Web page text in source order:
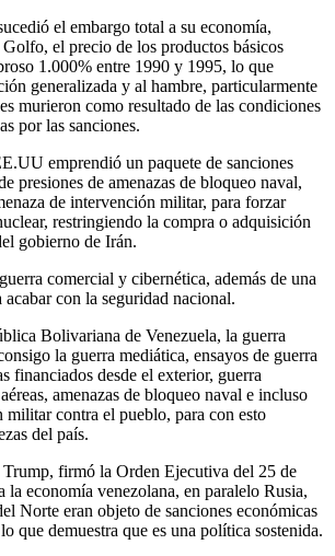
el embargo total a su economía,
el precio de los productos básicos
1.000% entre 1990 y 1995, lo que
generalizada y al hambre, particularmente
murieron como resultado de las condiciones
por las sanciones.
emprendió un paquete de sanciones
presiones de amenazas de bloqueo naval,
de intervención militar, para forzar
restringiendo la compra o adquisición
gobierno de Irán.
comercial y cibernética, además de una
acabar con la seguridad nacional.
Bolivariana de Venezuela, la guerra
la guerra mediática, ensayos de guerra
financiados desde el exterior, guerra
amenazas de bloqueo naval e incluso
militar contra el pueblo, para con esto
del país.
firmó la Orden Ejecutiva del 25 de
la economía venezolana, en paralelo Rusia,
Norte eran objeto de sanciones económicas
que demuestra que es una política sostenida.